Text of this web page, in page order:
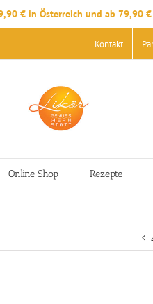
€ in Österreich und ab 79,90
Kontakt
Online Shop Rezepte